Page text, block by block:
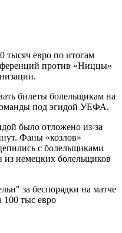
евро по итогам
против «Ниццы»
билеты болельщикам на
под эгидой УЕФА.
было отложено из-за
Фаны «козлов»
с болельщиками
из немецких болельщиков